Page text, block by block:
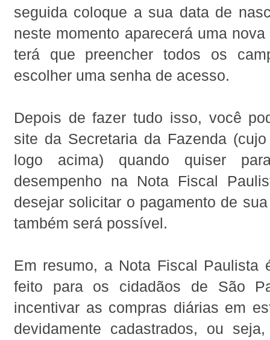
seguida coloque a sua data de
neste momento aparecerá uma
terá que preencher todos os
escolher uma senha de acesso.
Depois de fazer tudo isso, você
site da Secretaria da Fazenda
logo acima) quando quiser
desempenho na Nota Fiscal
desejar solicitar o pagamento de
também será possível.
Em resumo, a Nota Fiscal Paulista
feito para os cidadãos de São
incentivar as compras diárias em
devidamente cadastrados, ou